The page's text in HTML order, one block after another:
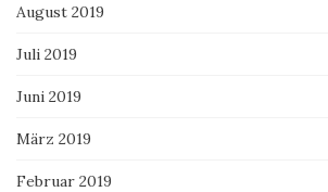
August 2019
Juli 2019
Juni 2019
März 2019
Februar 2019